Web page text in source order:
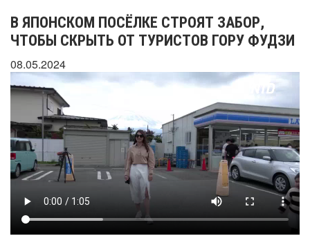
В ЯПОНСКОМ ПОСЁЛКЕ СТРОЯТ ЗАБОР,
ЧТОБЫ СКРЫТЬ ОТ ТУРИСТОВ ГОРУ ФУДЗИ
08.05.2024